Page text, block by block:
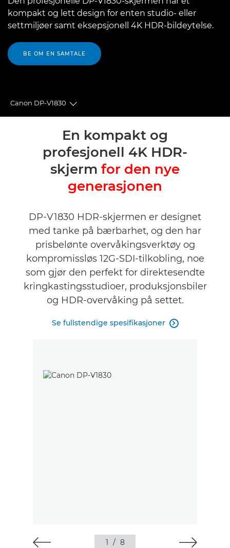
kompakt og lett design for enten studio- eller
settmiljøer samt eksepsjonell 4K HDR-bildeytelse.
BE OM EN SAMTALE
Canon DP-V1830
Toggle breadcrumbs
Spesifikasjoner
En kompakt og
profesjonell 4K HDR-
skjerm for den nye
generasjonen
DP-V1830 HDR-skjermen er designet
med tanke på bærbarhet, og den har
prisbelønte overvåkingsverktøy og
kompromissløs 12G-SDI-tilkobling, noe
som gjør den perfekt for direktesendte
kringkastingsstudioer, produksjonsbiler
og HDR-overvåking på settet.
Se fullstendige spesifikasjoner 
1 / 8